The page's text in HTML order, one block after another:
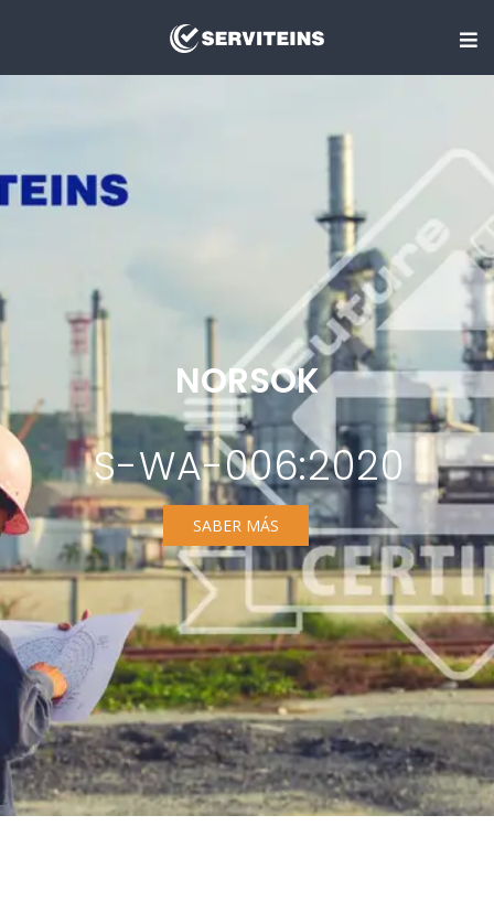
NORSOK
S-WA-006:2020
SABER MÁS